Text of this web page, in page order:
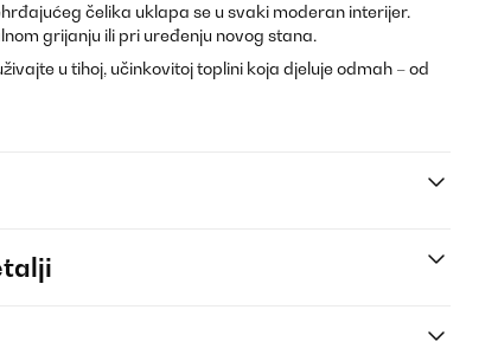
čelika uklapa se u svaki moderan interijer.
grijanju ili pri uređenju novog stana.
u tihoj, učinkovitoj toplini koja djeluje odmah – od